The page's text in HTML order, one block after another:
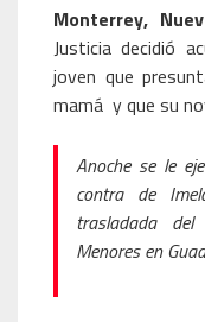
Monterrey,
Justicia decidió
joven que
mamá y que su
Anoche se le
contra de
trasladada
Menores en